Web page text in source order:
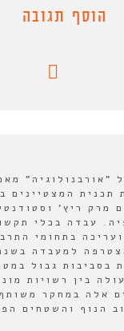
הוסף תגובה
בוגרת תכנית
מרק ריץ'
עבדה בכלי
בתחומי
בסביבות גבול
בין רשויות
אלה במחקר
הנוף והשטחים